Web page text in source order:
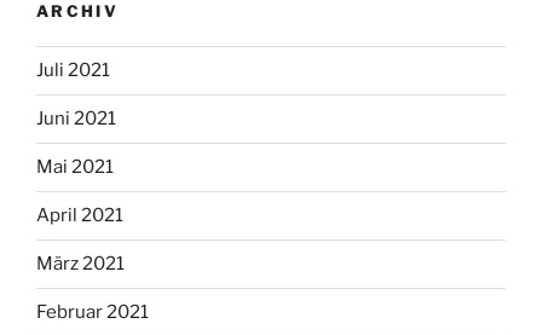
ARCHIV
Juli 2021
Juni 2021
Mai 2021
April 2021
März 2021
Februar 2021